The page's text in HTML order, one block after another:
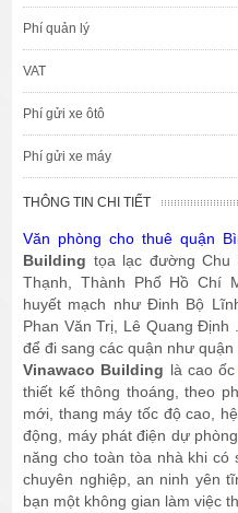
Phí quản lý
VAT
Phí gửi xe ôtô
Phí gửi xe máy
THÔNG TIN CHI TIẾT
​Văn phòng cho thuê quận
Building tọa lạc đường Chu
Thạnh, Thành Phố Hồ Chí
huyết mạch như Đinh Bộ
Phan Văn Trị, Lê Quang Định
để đi sang các quận như
Vinawaco Building là cao
thiết kế thông thoáng, theo
mới, thang máy tốc độ cao,
động, máy phát điện dự
năng cho toàn tòa nhà khi
chuyên nghiệp, an ninh yên
bạn một không gian làm việc